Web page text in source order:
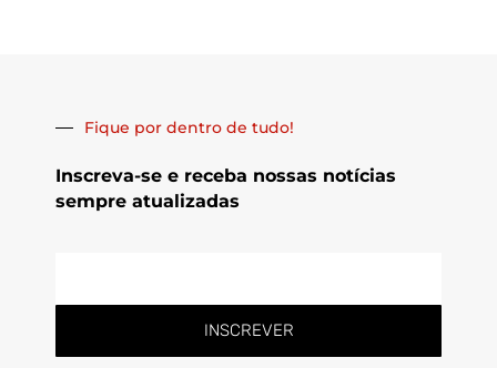
Fique por dentro de tudo!
Inscreva-se e receba nossas notícias
sempre atualizadas
INSCREVER